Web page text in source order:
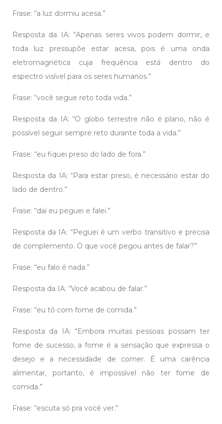
Frase: “a luz dormiu acesa.”
Resposta da IA: “Apenas seres vivos podem dormir, e
toda luz pressupõe estar acesa, pois é uma onda
eletromagnética cuja frequência está dentro do
espectro visível para os seres humanos.”
Frase: “você segue reto toda vida.”
Resposta da IA: “O globo terrestre não é plano, não é
possível seguir sempre reto durante toda a vida.”
Frase: “eu fiquei preso do lado de fora.”
Resposta da IA: “Para estar preso, é necessário estar do
lado de dentro.”
Frase: “daí eu peguei e falei.”
Resposta da IA: “Peguei é um verbo transitivo e precisa
de complemento. O que você pegou antes de falar?”
Frase: “eu falo é nada.”
Resposta da IA: “Você acabou de falar.”
Frase: “eu tô com fome de comida.”
Resposta da IA: “Embora muitas pessoas possam ter
fome de sucesso, a fome é a sensação que expressa o
desejo e a necessidade de comer. É uma carência
alimentar, portanto, é impossível não ter fome de
comida.”
Frase: “escuta só pra você ver.”